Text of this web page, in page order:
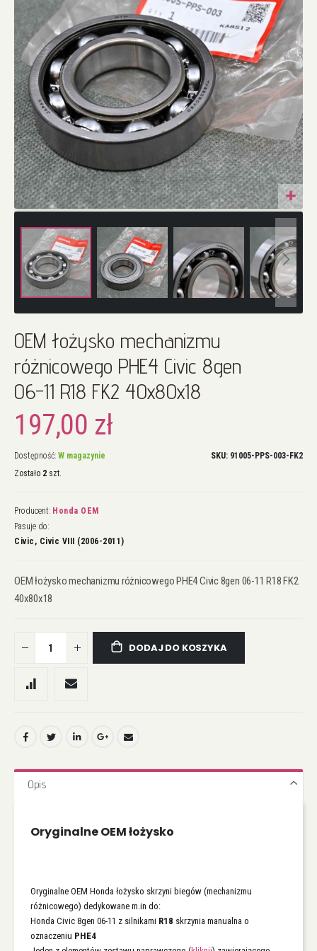
na
początek
galerii
OEM łożysko mechanizmu
różnicowego PHE4 Civic 8gen
06-11 R18 FK2 40x80x18
197,00 zł
Dostępność: W magazynie
Zostało 2 szt.
SKU 91005-PPS-003-FK2
Producent: Honda OEM
Pasuje do:
Civic, Civic VIII (2006-2011)
OEM łożysko mechanizmu różnicowego PHE4 Civic 8gen 06-11 R18 FK2
40x80x18
DODAJ DO KOSZYKA
Opis
Oryginalne OEM łożysko
Oryginalne OEM Honda łożysko skrzyni biegów (mechanizmu
różnicowego) dedykowane m.in do:
Honda Civic 8gen 06-11 z silnikami R18 skrzynia manualna o
oznaczeniu PHE4